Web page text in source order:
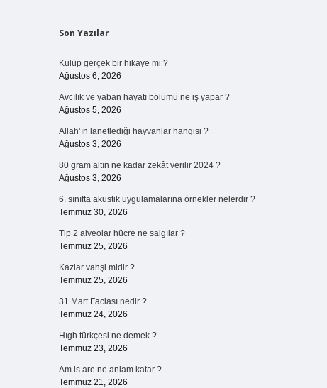
Sidebar
Son Yazılar
Kulüp gerçek bir hikaye mi ?
Ağustos 6, 2026
Avcılık ve yaban hayatı bölümü ne iş yapar ?
Ağustos 5, 2026
Allah’ın lanetlediği hayvanlar hangisi ?
Ağustos 3, 2026
80 gram altın ne kadar zekât verilir 2024 ?
Ağustos 3, 2026
6. sınıfta akustik uygulamalarına örnekler nelerdir ?
Temmuz 30, 2026
Tip 2 alveolar hücre ne salgılar ?
Temmuz 25, 2026
Kazlar vahşi midir ?
Temmuz 25, 2026
31 Mart Faciası nedir ?
Temmuz 24, 2026
Hıgh türkçesi ne demek ?
Temmuz 23, 2026
Am is are ne anlam katar ?
Temmuz 21, 2026